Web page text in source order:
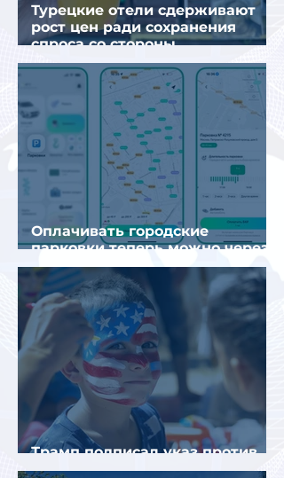
Турецкие отели сдерживают
рост цен ради сохранения
спроса со стороны
иностранных туристов
Оплачивать городские
парковки теперь можно через
Яндекс Go и «Заправки»
Трамп подписал указ против
«родильного туризма» в США